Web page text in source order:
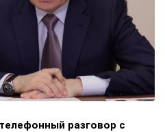
разговор с